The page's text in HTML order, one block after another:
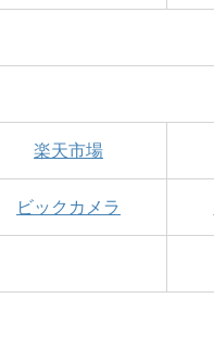
楽天市場
ビックカメラ